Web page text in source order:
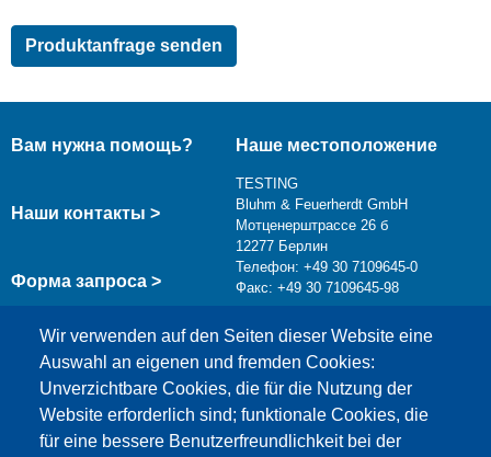
Wir verwenden auf den Seiten dieser Website eine
Auswahl an eigenen und fremden Cookies:
Unverzichtbare Cookies, die für die Nutzung der
Website erforderlich sind; funktionale Cookies, die
für eine bessere Benutzerfreundlichkeit bei der
Вам нужна помощь?
Наши контакты >
Форма запроса >
Наше местоположение
TESTING
Bluhm & Feuerherdt GmbH
Мотценерштрассе 26 б
12277 Берлин
Телефон: +49 30 7109645-0
Факс: +49 30 7109645-98
info@testing.de